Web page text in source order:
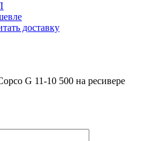
доставку
G 11-10 500 на ресивере